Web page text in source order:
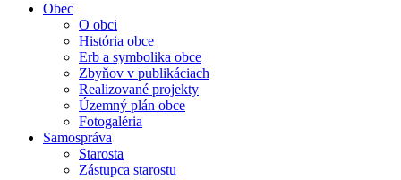
Obec
O obci
História obce
Erb a symbolika obce
Zbyňov v publikáciach
Realizované projekty
Územný plán obce
Fotogaléria
Samospráva
Starosta
Zástupca starostu